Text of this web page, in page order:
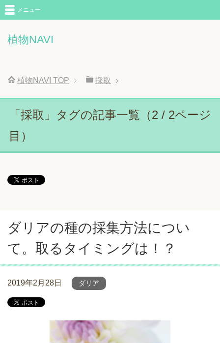
植物NAVI
メニュー
植物NAVI TOP 採取
「採取」タグの記事一覧（2 / 2ページ
目）
ダリアの種の採集方法につい
て。取るタイミングは！？
2019年2月28日 ダリア